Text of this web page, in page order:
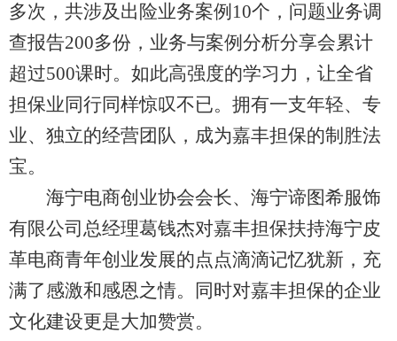
多次，共涉及出险业务案例10个，问题业务调
查报告200多份，业务与案例分析分享会累计
超过500课时。如此高强度的学习力，让全省
担保业同行同样惊叹不已。拥有一支年轻、专
业、独立的经营团队，成为嘉丰担保的制胜法
宝。
海宁电商创业协会会长、海宁谛图希服饰
有限公司总经理葛钱杰对嘉丰担保扶持海宁皮
革电商青年创业发展的点点滴滴记忆犹新，充
满了感激和感恩之情。同时对嘉丰担保的企业
文化建设更是大加赞赏。